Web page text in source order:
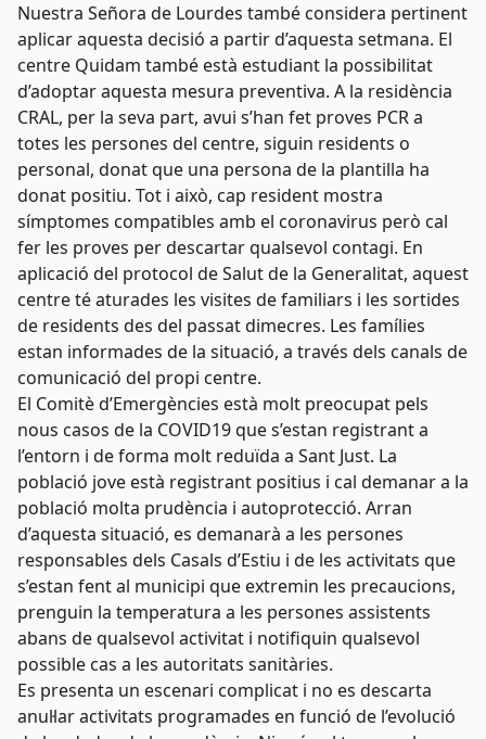
Nuestra Señora de Lourdes també considera pertinent
aplicar aquesta decisió a partir d’aquesta setmana. El
centre Quidam també està estudiant la possibilitat
d’adoptar aquesta mesura preventiva. A la residència
CRAL, per la seva part, avui s’han fet proves PCR a
totes les persones del centre, siguin residents o
personal, donat que una persona de la plantilla ha
donat positiu. Tot i això, cap resident mostra
símptomes compatibles amb el coronavirus però cal
fer les proves per descartar qualsevol contagi. En
aplicació del protocol de Salut de la Generalitat, aquest
centre té aturades les visites de familiars i les sortides
de residents des del passat dimecres. Les famílies
estan informades de la situació, a través dels canals de
comunicació del propi centre.
El Comitè d’Emergències està molt preocupat pels
nous casos de la COVID19 que s’estan registrant a
l’entorn i de forma molt reduïda a Sant Just. La
població jove està registrant positius i cal demanar a la
població molta prudència i autoprotecció. Arran
d’aquesta situació, es demanarà a les persones
responsables dels Casals d’Estiu i de les activitats que
s’estan fent al municipi que extremin les precaucions,
prenguin la temperatura a les persones assistents
abans de qualsevol activitat i notifiquin qualsevol
possible cas a les autoritats sanitàries.
Es presenta un escenari complicat i no es descarta
anul·lar activitats programades en funció de l’evolució